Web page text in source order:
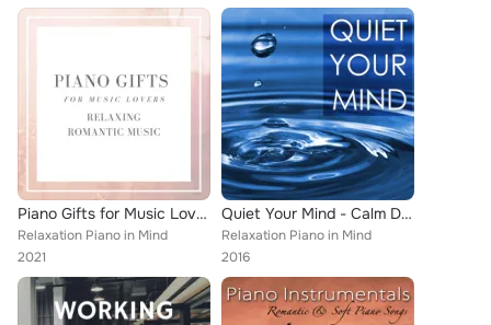
Piano Gifts for Music Lovers - Relaxing Romantic Music
Relaxation Piano in Mind
2021
Quiet Your Mind - Calm Down Anxiety and Distress, Peaceful Meditation Music for Inner Peace
Relaxation Piano in Mind
2016